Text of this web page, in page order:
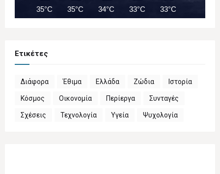
35°C 35°C 34°C 33°C 33°C
Ετικέτες
Διάφορα Έθιμα Ελλάδα Ζώδια Ιστορία
Κόσμος Οικονομία Περίεργα Συνταγές
Σχέσεις Τεχνολογία Υγεία Ψυχολογία